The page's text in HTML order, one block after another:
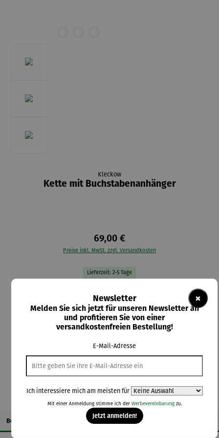
Kleckow
Kette mit Buchstabenanhänger
69,00 €
Preise inkl. MwSt. zzgl. Versandkosten
Lieferzeit: 2-5 Tage
Material-Auswahl auswählen
Beschreibung
×
Newsletter
Melden Sie sich jetzt für unseren Newsletter an
und profitieren Sie von einer
versandkostenfreien Bestellung!
E-Mail-Adresse
Ich interessiere mich am meisten für
Mit einer Anmeldung stimme ich der Werbevereinbarungzu.
Jetzt anmelden!